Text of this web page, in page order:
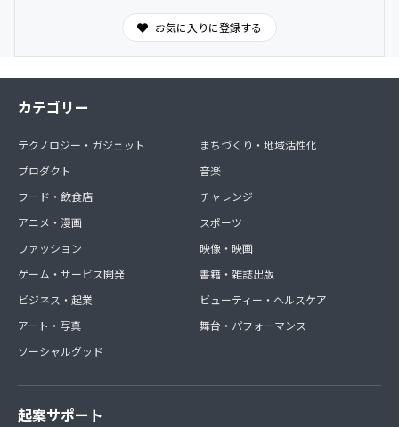
お気に入りに登録する
カテゴリー
テクノロジー・ガジェット
プロダクト
フード・飲食店
アニメ・漫画
ファッション
ゲーム・サービス開発
ビジネス・起業
アート・写真
ソーシャルグッド
まちづくり・地域活性化
音楽
チャレンジ
スポーツ
映像・映画
書籍・雑誌出版
ビューティー・ヘルスケア
舞台・パフォーマンス
起案サポート